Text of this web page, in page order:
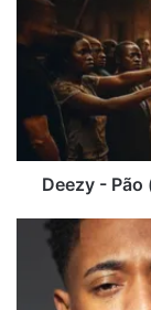
(feat.
Lisboa,
Miss
Tchamba)
Deezy -
Deezy